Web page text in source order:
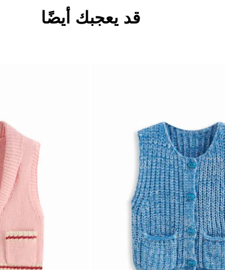
قد يعجبك أيضًا